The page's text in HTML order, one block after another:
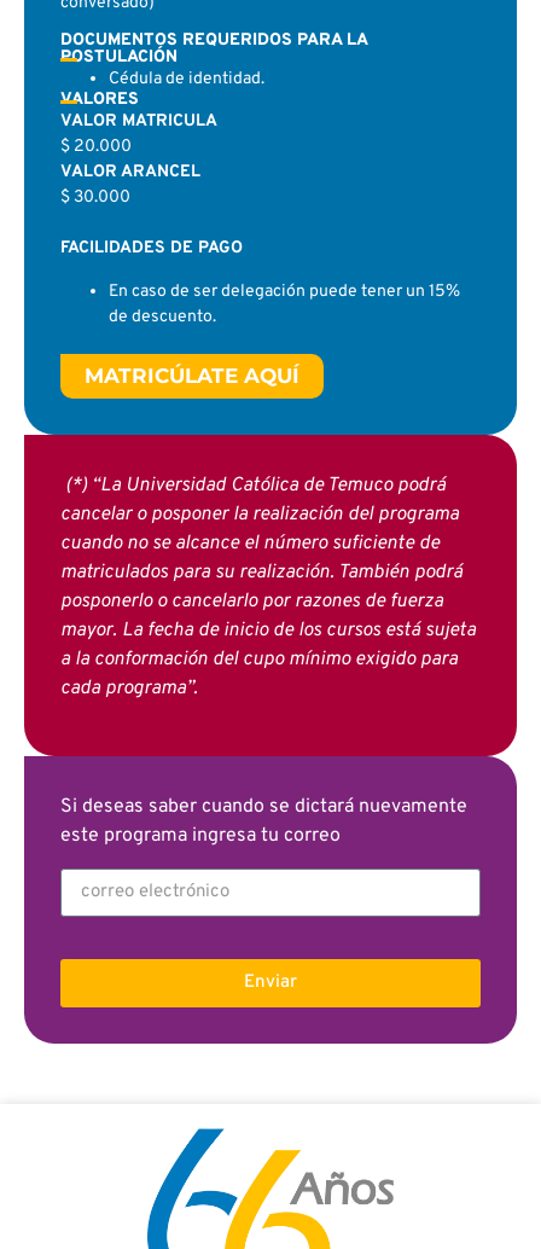
DOCUMENTOS REQUERIDOS PARA LA
POSTULACIÓN
Cédula de identidad.
VALORES
VALOR MATRICULA
$ 20.000
VALOR ARANCEL
$ 30.000
FACILIDADES DE PAGO
En caso de ser delegación puede tener un 15%
de descuento.
MATRICÚLATE AQUÍ
(*) “La Universidad Católica de Temuco podrá
cancelar o posponer la realización del programa
cuando no se alcance el número suficiente de
matriculados para su realización. También podrá
posponerlo o cancelarlo por razones de fuerza
mayor. La fecha de inicio de los cursos está sujeta
a la conformación del cupo mínimo exigido para
cada programa”.
Si deseas saber cuando se dictará nuevamente
este programa ingresa tu correo
Enviar